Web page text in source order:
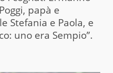
papà e
Stefania e Paola, e
uno era Sempio”.